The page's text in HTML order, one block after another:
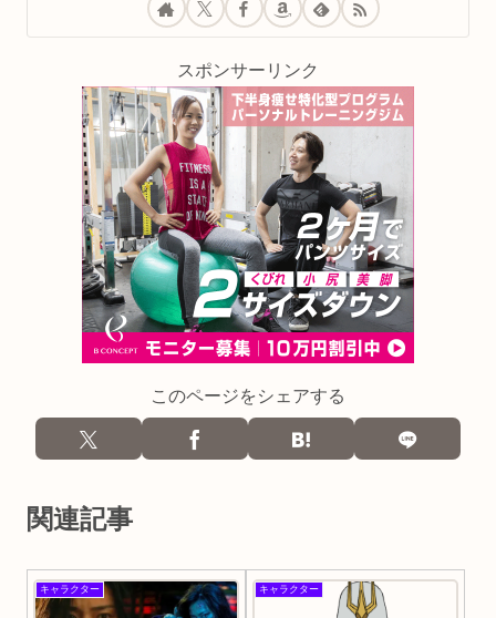
スポンサーリンク
このページをシェアする
関連記事
キャラクター キャラクター